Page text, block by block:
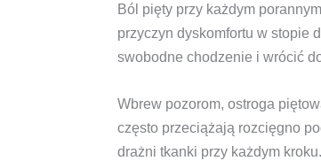
Ból pięty przy każdym
przyczyn dyskomfortu w stopie
swobodne chodzenie i wrócić
Wbrew pozorom, ostroga
często przeciążają rozcięgno
drażni tkanki przy każdym